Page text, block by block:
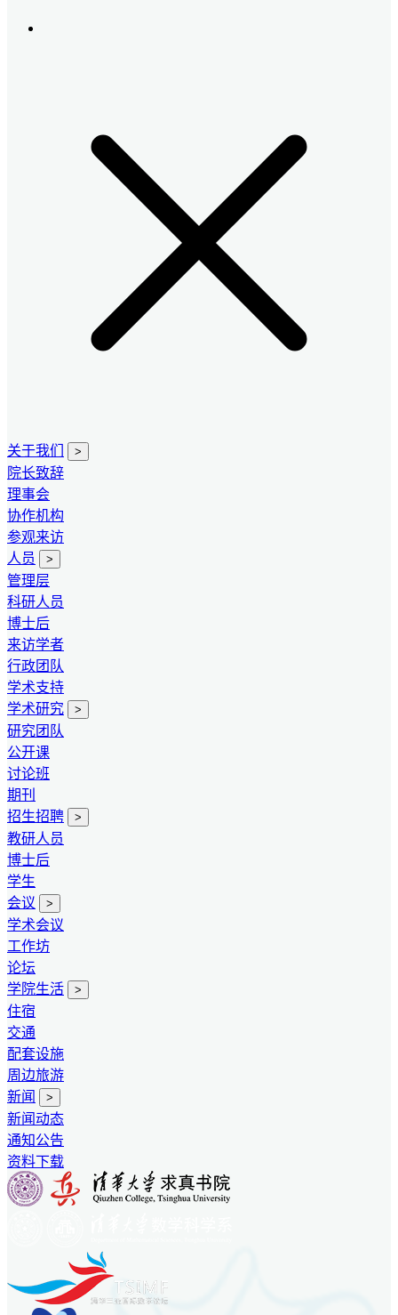
关于我们 >
院长致辞
理事会
协作机构
参观来访
人员
>
管理层
科研人员
博士后
来访学者
行政团队
学术支持
学术研究
>
研究团队
公开课
讨论班
期刊
招生招聘
>
教研人员
博士后
学生
会议
>
学术会议
工作坊
论坛
学院生活
>
住宿
交通
配套设施
周边旅游
新闻
>
新闻动态
通知公告
资料下载